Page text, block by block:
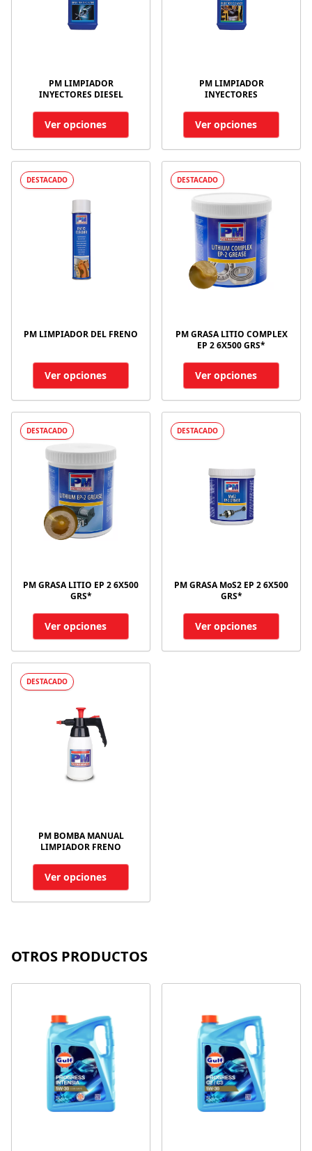
PM LIMPIADOR
INYECTORES DIESEL
Ver opciones
PM LIMPIADOR
INYECTORES
Ver opciones
DESTACADO
PM LIMPIADOR DEL FRENO
Ver opciones
DESTACADO
PM GRASA LITIO COMPLEX
EP 2 6X500 GRS*
Ver opciones
DESTACADO
PM GRASA LITIO EP 2 6X500
GRS*
Ver opciones
DESTACADO
PM GRASA MoS2 EP 2 6X500
GRS*
Ver opciones
DESTACADO
PM BOMBA MANUAL
LIMPIADOR FRENO
Ver opciones
OTROS PRODUCTOS